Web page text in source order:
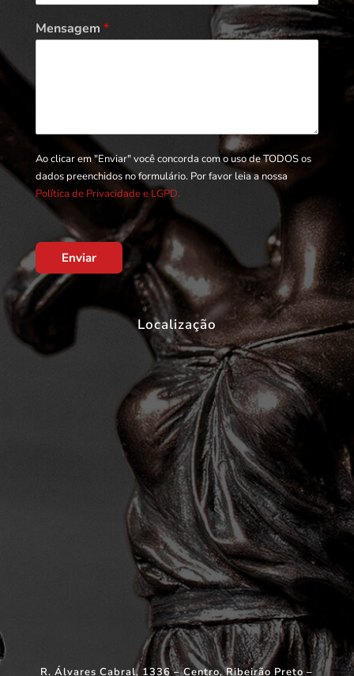
Mensagem *
Ao clicar em "Enviar" você concorda com o uso de TODOS os
dados preenchidos no formulário. Por favor leia a nossa
Política de Privacidade e LGPD.
Enviar
Localização
R. Álvares Cabral, 1336 – Centro, Ribeirão Preto –